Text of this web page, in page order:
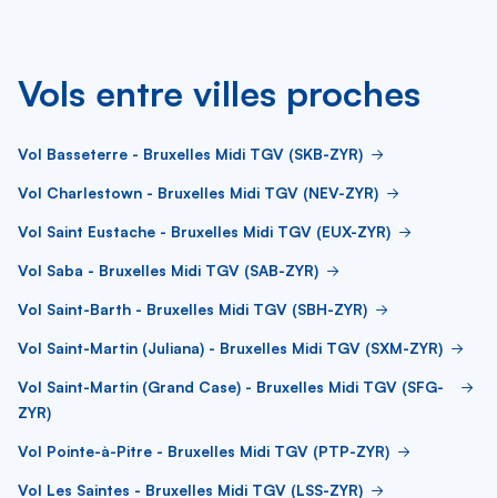
Vols entre villes proches
Vol Basseterre - Bruxelles Midi TGV (SKB-ZYR)
Vol Charlestown - Bruxelles Midi TGV (NEV-ZYR)
Vol Saint Eustache - Bruxelles Midi TGV (EUX-ZYR)
Vol Saba - Bruxelles Midi TGV (SAB-ZYR)
Vol Saint-Barth - Bruxelles Midi TGV (SBH-ZYR)
Vol Saint-Martin (Juliana) - Bruxelles Midi TGV (SXM-ZYR)
Vol Saint-Martin (Grand Case) - Bruxelles Midi TGV (SFG-
ZYR)
Vol Pointe-à-Pitre - Bruxelles Midi TGV (PTP-ZYR)
Vol Les Saintes - Bruxelles Midi TGV (LSS-ZYR)